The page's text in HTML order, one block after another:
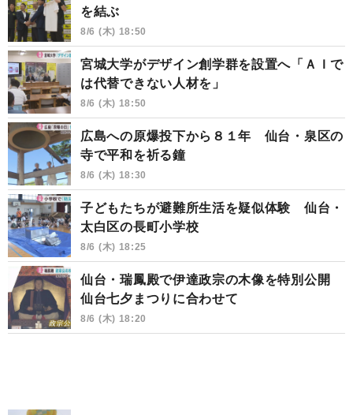
を結ぶ
8/6 (木) 18:50
宮城大学がデザイン創学群を設置へ「ＡＩで
は代替できない人材を」
8/6 (木) 18:50
広島への原爆投下から８１年 仙台・泉区の
寺で平和を祈る鐘
8/6 (木) 18:30
子どもたちが避難所生活を疑似体験 仙台・
太白区の長町小学校
8/6 (木) 18:25
仙台・瑞鳳殿で伊達政宗の木像を特別公開
仙台七夕まつりに合わせて
8/6 (木) 18:20